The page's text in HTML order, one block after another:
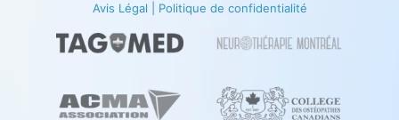
Avis Légal Politique de confidentialité